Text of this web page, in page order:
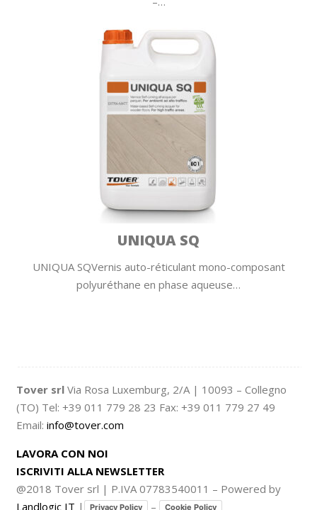
UNIQUA SQ
UNIQUA SQVernis auto-réticulant mono-composant
polyuréthane en phase aqueuse…
Tover srl Via Rosa Luxemburg, 2/A | 10093 – Collegno
(TO) Tel: +39 011 779 28 23 Fax: +39 011 779 27 49
Email: info@tover.com
LAVORA CON NOI
ISCRIVITI ALLA NEWSLETTER
@2018 Tover srl | P.IVA 07783540011 – Powered by
Landlogic IT | Privacy Policy – Cookie Policy